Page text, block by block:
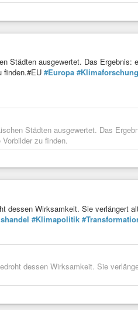
Städten ausgewertet. Das Ergebnis:
finden.#EU #Europa #Klimaforschung
Städten ausgewertet. Das
zu finden.
dessen Wirksamkeit. Sie verlängert
#Klimapolitik
dessen Wirksamkeit. Sie